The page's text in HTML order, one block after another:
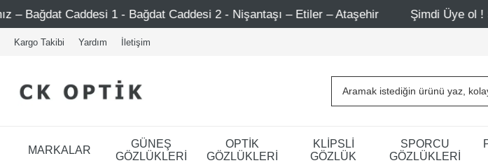
1 - Bağdat Caddesi 2 - Nişantaşı – Etiler – Ataşehir Şimdi Üye ol ! 5000 TL üzeri
Kargo Takibi Yardım İletişim
MARKALAR
GÜNEŞ
GÖZLÜKLERİ
OPTİK
GÖZLÜKLERİ
KLİPSLİ
GÖZLÜK
SPORCU
GÖZLÜKLERİ